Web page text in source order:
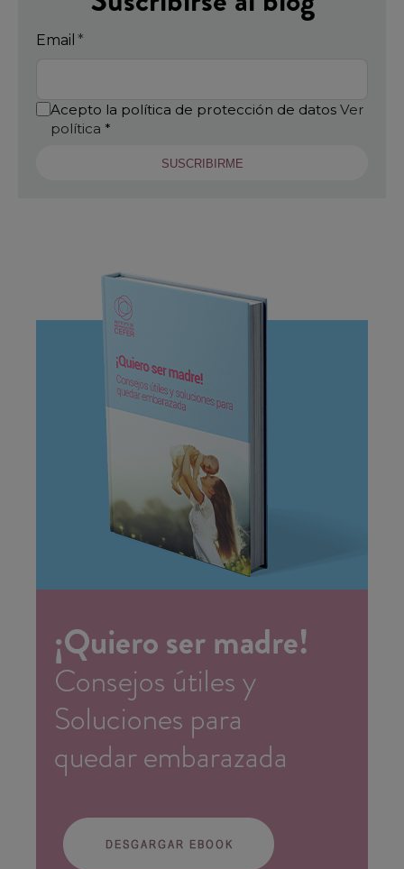
Email *
Acepto la política de protección de datos Ver
política *
SUSCRIBIRME